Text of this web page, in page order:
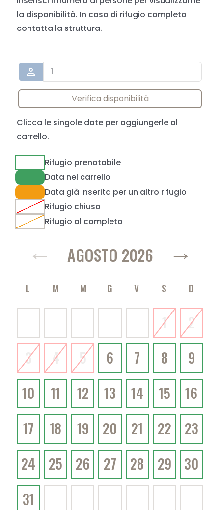
la disponibilità. In caso di rifugio completo
contatta la struttura.
person
Verifica disponibilità
Clicca le singole date per aggiungerle al
carrello.
Rifugio prenotabile
Data nel carrello
Data già inserita per un altro rifugio
Rifugio chiuso
Rifugio al completo
← AGOSTO 2026 →
1
2
3
4 5 6 7 8
9
10
11 12 13 14 15
16
17
18 19 20 21 22
23
24
25 26 27 28 29
30
31